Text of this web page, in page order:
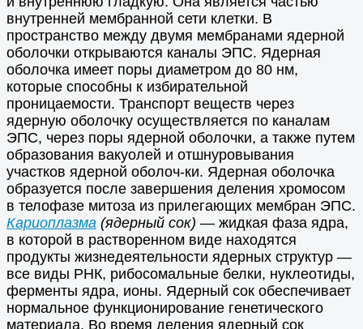
внутренней мембранной сети клетки. В
пространство между двумя мембранами ядерной
оболочки открываются каналы ЭПС. Ядерная
оболочка имеет поры диаметром до 80 нм,
которые способны к избирательной
проницаемости. Транспорт веществ через
ядерную оболочку осуществляется по каналам
ЭПС, через поры ядерной оболочки, а также путем
образования вакуолей и отшнуровывания
участков ядерной оболоч-ки. Ядерная оболочка
образуется после завершения деления хромосом
в телофазе митоза из прилегающих мембран ЭПС.
Кариоплазма (ядерный сок) — жидкая фаза ядра,
в которой в растворенном виде находятся
продукты жизнедеятельности ядерных структур —
все виды РНК, рибосомальные белки, нуклеотиды,
ферменты ядра, ионы. Ядерный сок обеспечивает
нормальное функционирование генетического
материала. Во время деления ядерный сок